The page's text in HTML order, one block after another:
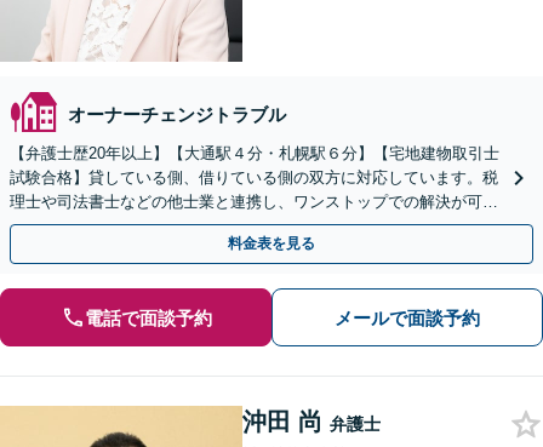
オーナーチェンジトラブル
【弁護士歴20年以上】【大通駅４分・札幌駅６分】【宅地建物取引士
試験合格】貸している側、借りている側の双方に対応しています。税
理士や司法書士などの他士業と連携し、ワンストップでの解決が可能
です。問題が複雑化する前に、お早めにご相談ください。
料金表を見る
電話で面談予約 メールで面談予約
沖田 尚 弁護士